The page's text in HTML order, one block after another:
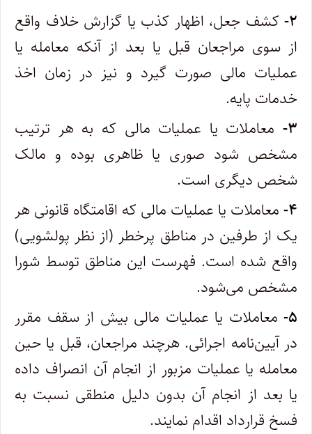
۲- کشف جعل، اظهار کذب یا گزارش خلاف واقع
از سوی مراجعان قبل یا بعد از آنکه معامله یا
عملیات مالی صورت گیرد و نیز در زمان اخذ
خدمات پایه.
۳- معاملات یا عملیات مالی که به هر ترتیب
مشخص شود صوری یا ظاهری بوده و مالک
شخص دیگری است.
۴- معاملات یا عملیات مالی که اقامتگاه قانونی هر
یک از طرفین در مناطق پرخطر (از نظر پولشویی)
واقع شده است. فهرست این مناطق توسط شورا
مشخص می‌شود.
۵- معاملات یا عملیات مالی بیش از سقف مقرر
در آیین‌نامه اجرائی. هرچند مراجعان، قبل یا حین
معامله یا عملیات مزبور از انجام آن انصراف داده
یا بعد از انجام آن بدون دلیل منطقی نسبت به
فسخ قرارداد اقدام نمایند.